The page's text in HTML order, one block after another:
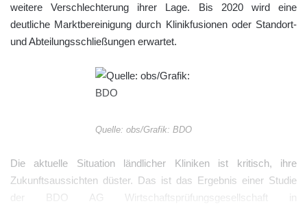
weitere Verschlechterung ihrer Lage. Bis 2020 wird eine
deutliche Marktbereinigung durch Klinikfusionen oder Standort-
und Abteilungsschließungen erwartet.
Quelle: obs/Grafik: BDO
Die aktuelle Situation ländlicher Kliniken ist kritisch, ihre
Zukunftsaussichten düster. Das ist das Ergebnis einer Studie
der BDO AG Wirtschaftsprüfungsgesellschaft in